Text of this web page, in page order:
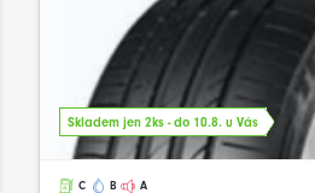
Skladem jen 2ks - do 10.8. u Vás
C B A